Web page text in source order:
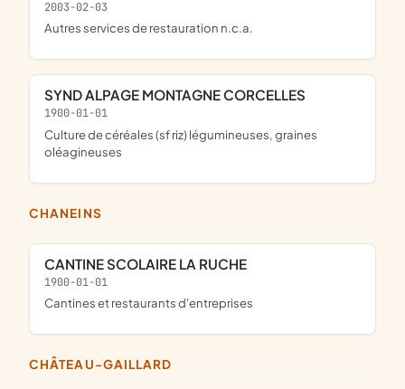
2003-02-03
Autres services de restauration n.c.a.
SYND ALPAGE MONTAGNE CORCELLES
1900-01-01
Culture de céréales (sf riz) légumineuses, graines
oléagineuses
CHANEINS
CANTINE SCOLAIRE LA RUCHE
1900-01-01
Cantines et restaurants d'entreprises
CHÂTEAU-GAILLARD